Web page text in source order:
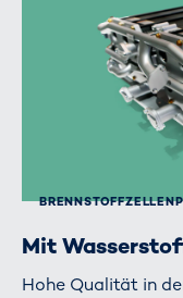
Mit
Hohe Qualität in